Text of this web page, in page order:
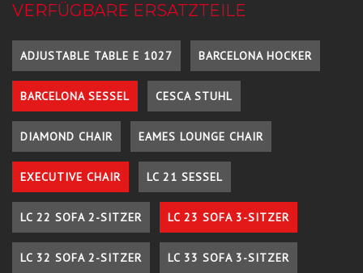
VERFÜGBARE ERSATZTEILE
ADJUSTABLE TABLE E 1027 BARCELONA HOCKER
BARCELONA SESSEL CESCA STUHL
DIAMOND CHAIR EAMES LOUNGE CHAIR
EXECUTIVE CHAIR LC 21 SESSEL
LC 22 SOFA 2-SITZER LC 23 SOFA 3-SITZER
LC 32 SOFA 2-SITZER LC 33 SOFA 3-SITZER